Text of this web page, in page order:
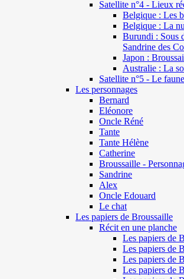
Satellite n°4 - Lieux
Belgique : Les
Belgique : La
Burundi : Sous
Sandrine des
Japon :
Australie : La
Satellite n°5 - Le faune
Les personnages
Bernard
Eléonore
Oncle Réné
Tante
Tante Hélène
Catherine
Broussaille -
Sandrine
Alex
Oncle Edouard
Le chat
Les papiers de Broussaille
Récit en une planche
Les papiers de
Les papiers de
Les papiers de
Les papiers de